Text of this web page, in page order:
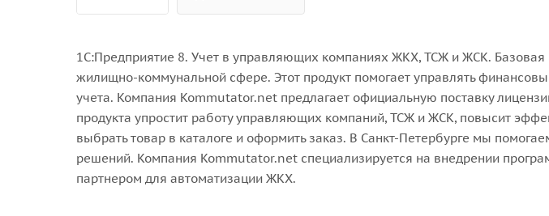
1С:Предприятие 8. Учет в управляющих компаниях ЖКХ, ТСЖ и ЖСК. Базовая
жилищно-коммунальной сфере. Этот продукт помогает управлять
учета. Компания Kommutator.net предлагает официальную поставку
продукта упростит работу управляющих компаний, ТСЖ и ЖСК, повысит
выбрать товар в каталоге и оформить заказ. В Санкт-Петербурге мы
решений. Компания Kommutator.net специализируется на внедрении
партнером для автоматизации ЖКХ.